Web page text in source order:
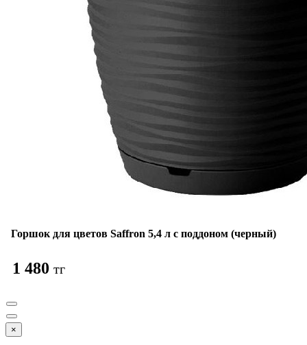
Горшок для цветов Saffron 5,4 л с поддоном (черный)
1 480 тг
×